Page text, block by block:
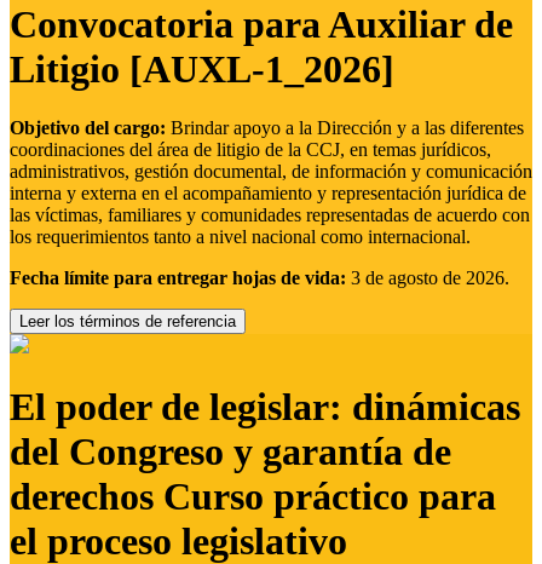
Convocatoria para Auxiliar de
Litigio [AUXL-1_2026]
Objetivo del cargo: Brindar apoyo a la Dirección y a las diferentes
coordinaciones del área de litigio de la CCJ, en temas jurídicos,
administrativos, gestión documental, de información y comunicación
interna y externa en el acompañamiento y representación jurídica de
las víctimas, familiares y comunidades representadas de acuerdo con
los requerimientos tanto a nivel nacional como internacional.
Fecha límite para entregar hojas de vida: 3 de agosto de 2026.
Leer los términos de referencia
El poder de legislar: dinámicas
del Congreso y garantía de
derechos Curso práctico para
el proceso legislativo